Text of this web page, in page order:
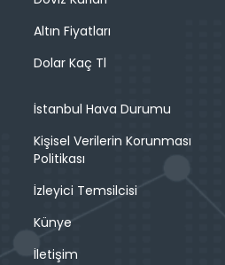
Altın Fiyatları
Dolar Kaç Tl
İstanbul Hava Durumu
Kişisel Verilerin Korunması
Politikası
İzleyici Temsilcisi
Künye
İletişim